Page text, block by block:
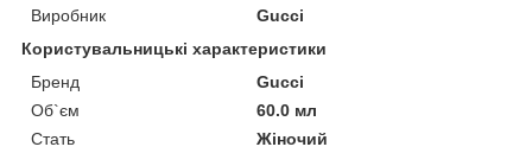
Виробник
Gucci
Користувальницькі характеристики
Бренд
Gucci
Об`єм
60.0 мл
Стать
Жіночий